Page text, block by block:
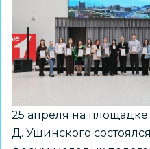
на
форуме
мужества»
25 апреля на
Д. Ушинского